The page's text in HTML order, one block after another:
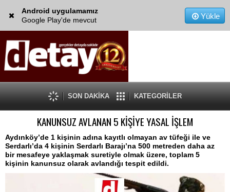
Android uygulamamız
Google Play'de mevcut
Yükle
SON DAKİKA KATEGORİLER
KANUNSUZ AVLANAN 5 KİŞİYE YASAL İŞLEM
Aydınköy’de 1 kişinin adına kayıtlı olmayan av tüfeği ile ve
Serdarlı’da 4 kişinin Serdarlı Barajı’na 500 metreden daha az
bir mesafeye yaklaşmak suretiyle olmak üzere, toplam 5
kişinin kanunsuz olarak avlandığı tespit edildi.